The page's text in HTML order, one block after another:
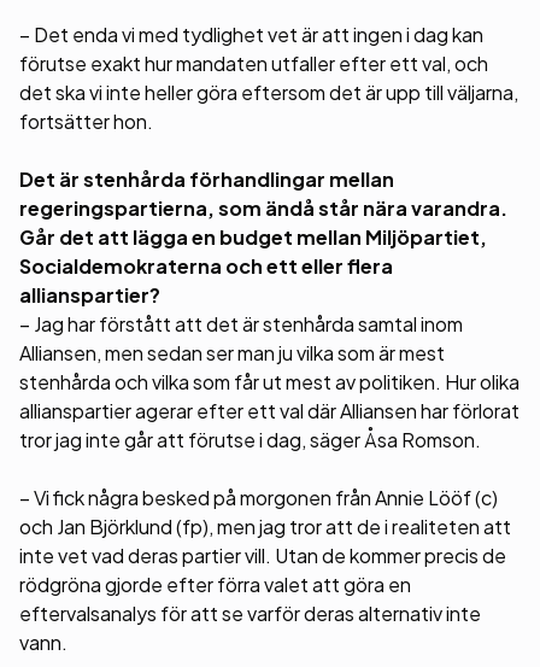
– Det enda vi med tydlighet vet är att ingen i dag kan
förutse exakt hur mandaten utfaller efter ett val, och
det ska vi inte heller göra eftersom det är upp till väljarna,
fortsätter hon.
Det är stenhårda förhandlingar mellan
regeringspartierna, som ändå står nära varandra.
Går det att lägga en budget mellan Miljöpartiet,
Socialdemokraterna och ett eller flera
allianspartier?
– Jag har förstått att det är stenhårda samtal inom
Alliansen, men sedan ser man ju vilka som är mest
stenhårda och vilka som får ut mest av politiken. Hur olika
allianspartier agerar efter ett val där Alliansen har förlorat
tror jag inte går att förutse i dag, säger Åsa Romson.
– Vi fick några besked på morgonen från Annie Lööf (c)
och Jan Björklund (fp), men jag tror att de i realiteten att
inte vet vad deras partier vill. Utan de kommer precis de
rödgröna gjorde efter förra valet att göra en
eftervalsanalys för att se varför deras alternativ inte
vann.